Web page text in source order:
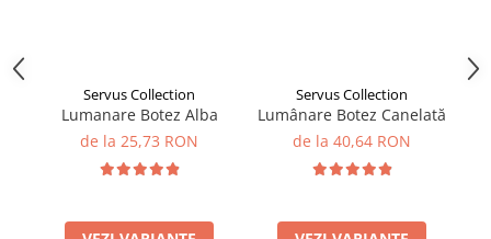
Servus Collection
Lumanare Botez Alba
de la 25,73 RON
Servus Collection
Lumânare Botez Canelată
de la 40,64 RON